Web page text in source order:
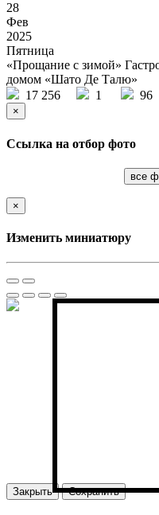
28
Фев
2025
Пятница
«Прощание с зимой»
домом «Шато Де Талю»
17 256
1 96
×
Ссылка на отбор фото
все
×
Изменить миниатюру
Закрыть Сохранить